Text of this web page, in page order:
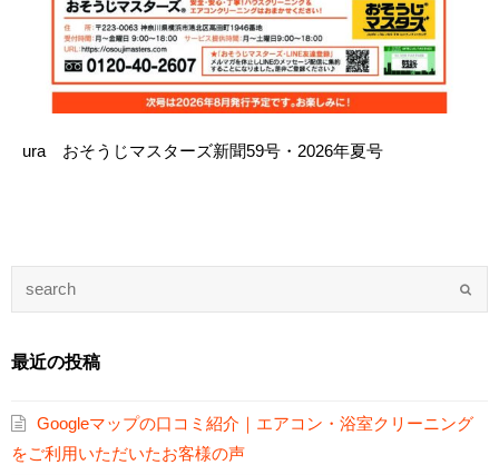
ura おそうじマスターズ新聞59号・2026年夏号
最近の投稿
Googleマップの口コミ紹介｜エアコン・浴室クリーニング
をご利用いただいたお客様の声